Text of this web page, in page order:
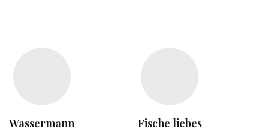
Wassermann
Fische liebes